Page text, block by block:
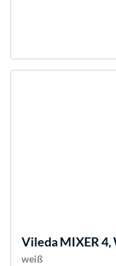
ViledaMIXER
weiß